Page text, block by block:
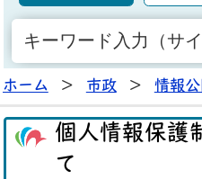
ホーム > 市政 > 情報
個人情報保護
て